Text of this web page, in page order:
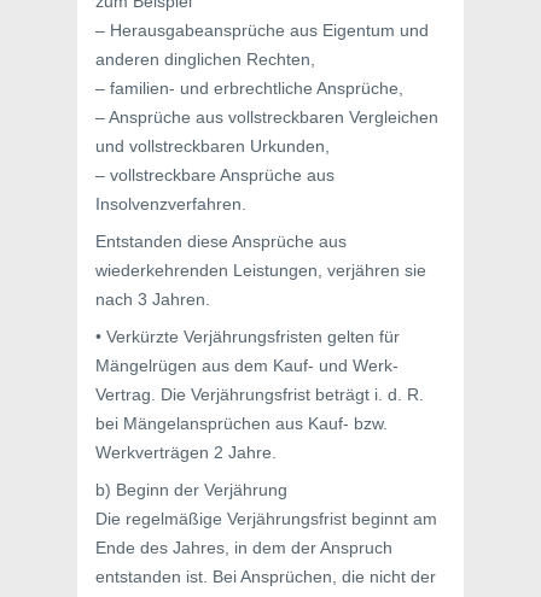
– Herausgabeansprüche aus Eigentum und
anderen dinglichen Rechten,
– familien- und erbrechtliche Ansprüche,
– Ansprüche aus vollstreckbaren Vergleichen
und vollstreckbaren Urkunden,
– vollstreckbare Ansprüche aus
Insolvenzverfahren.
Entstanden diese Ansprüche aus
wiederkehrenden Leistungen, verjähren sie
nach 3 Jahren.
• Verkürzte Verjährungsfristen gelten für
Mängelrügen aus dem Kauf- und Werk-
Vertrag. Die Verjährungsfrist beträgt i. d. R.
bei Mängelansprüchen aus Kauf- bzw.
Werkverträgen 2 Jahre.
b) Beginn der Verjährung
Die regelmäßige Verjährungsfrist beginnt am
Ende des Jahres, in dem der Anspruch
entstanden ist. Bei Ansprüchen, die nicht der